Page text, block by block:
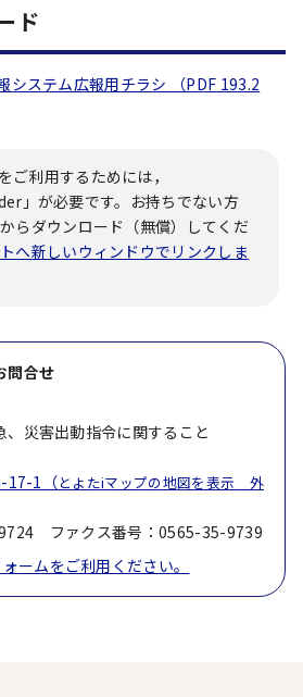
ド
システム広報用チラシ （PDF 193.2
ご利用するためには，
」が必要です。お持ちでない方
らダウンロード（無償）してくだ
へ新しいウィンドウでリンクしま
問合せ
災害出動指令に関すること
17-1（とよたiマップの地図を表示 外
ファクス番号：0565-35-9739
ームをご利用ください。